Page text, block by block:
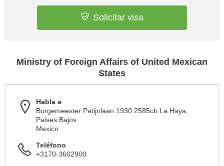
Solicitar visa
Ministry of Foreign Affairs of United Mexican
States
Habla a
Burgemeester Patijnlaan 1930 2585cb La Haya,
Paises Bajos
Mexico
Teléfono
+3170-3602900